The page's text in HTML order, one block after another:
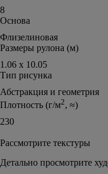
8
Основа
Флизелиновая
Размеры рулона (м)
1.06 х 10.05
Тип рисунка
Абстракция и геометрия
Плотность (г/м2, ≈)
230
Рассмотрите текстуры
Детально просмотрите